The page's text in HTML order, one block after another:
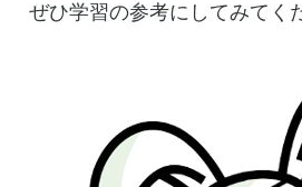
ぜひ学習の参考にしてみてく